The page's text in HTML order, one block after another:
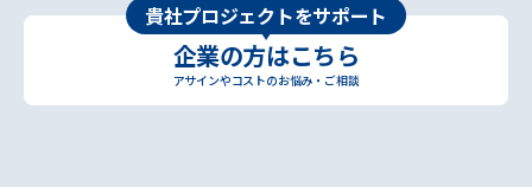
貴社プロジェクトをサポート
企業の方はこちら
アサインやコストのお悩み・ご相談